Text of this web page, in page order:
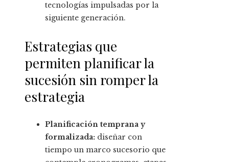
tecnologías impulsadas por la
siguiente generación.
Estrategias que
permiten planificar la
sucesión sin romper la
estrategia
Planificación temprana y
formalizada: diseñar con
tiempo un marco sucesorio que